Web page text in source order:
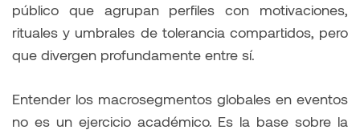
público que agrupan perfiles con motivaciones,
rituales y umbrales de tolerancia compartidos, pero
que divergen profundamente entre sí.
Entender los macrosegmentos globales en eventos
no es un ejercicio académico. Es la base sobre la